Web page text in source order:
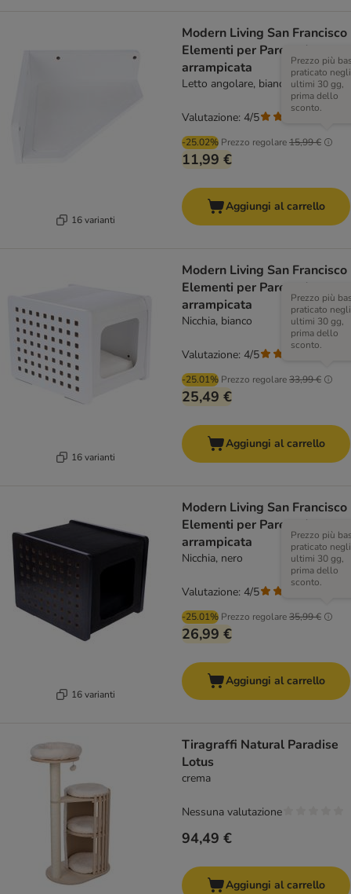
16 varianti
Modern Living San Francisco
Elementi per Parete da
arrampicata
Letto angolare, bianco
-25.02% Prezzo regolare15,99 €
Prezzo più
praticato negli
ultimi 30 gg,
prima dello
sconto.
11,99 €
Valutazione: 4/5
Aggiungi al carrello
16 varianti
Modern Living San Francisco
Elementi per Parete da
arrampicata
Nicchia, bianco
-25.01% Prezzo regolare33,99 €
Prezzo più
praticato negli
ultimi 30 gg,
prima dello
sconto.
25,49 €
Valutazione: 4/5
Aggiungi al carrello
16 varianti
Modern Living San Francisco
Elementi per Parete da
arrampicata
Nicchia, nero
-25.01% Prezzo regolare35,99 €
Prezzo più
praticato negli
ultimi 30 gg,
prima dello
sconto.
26,99 €
Valutazione: 4/5
Aggiungi al carrello
Tiragraffi Natural Paradise
Lotus
crema
94,49 €
Nessuna valutazione
Aggiungi al carrello